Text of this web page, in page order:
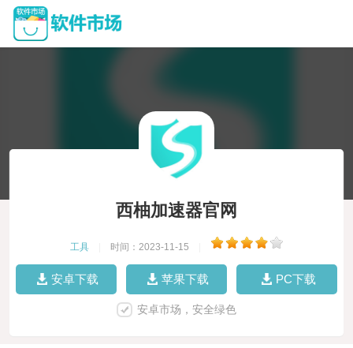
西柚加速器官网
工具 时间：2023-11-15
安卓下载 苹果下载 PC下载
安卓市场，安全绿色